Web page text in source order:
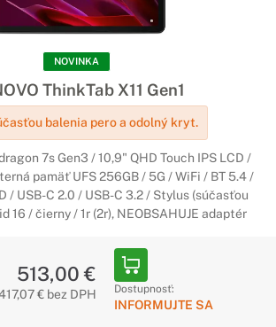
NOVINKA
ThinkTab X11 Gen1
balenia pero a odolný kryt.
7s Gen3 / 10,9" QHD Touch IPS LCD /
pamäť UFS 256GB / 5G / WiFi / BT 5.4 /
/ USB-C 2.0 / USB-C 3.2 / Stylus (súčasťou
16 / čierny / 1r (2r), NEOBSAHUJE adaptér
513,00 €
€ bez DPH Dostupnosť:
INFORMUJTE SA